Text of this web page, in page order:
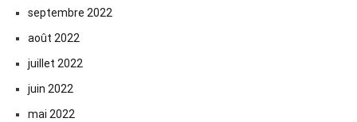
septembre 2022
août 2022
juillet 2022
juin 2022
mai 2022